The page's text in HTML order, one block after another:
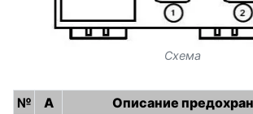
Схема
№ A Описание